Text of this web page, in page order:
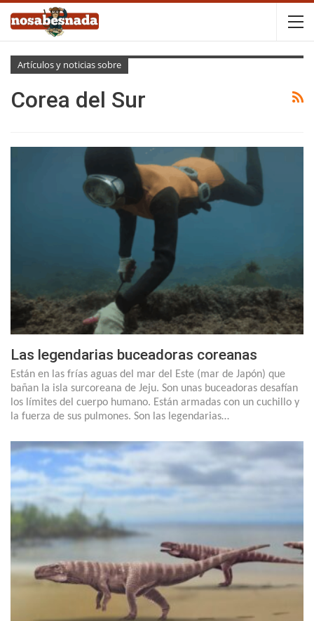
Artículos y noticias sobre
Corea del Sur
Las legendarias buceadoras coreanas
Están en las frías aguas del mar del Este (mar de Japón) que
bañan la isla surcoreana de Jeju. Son unas buceadoras desafían
los límites del cuerpo humano. Están armadas con un cuchillo y
la fuerza de sus pulmones. Son las legendarias…